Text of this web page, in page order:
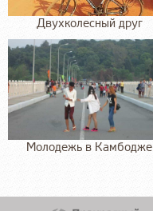
Двухколесный друг
Молодежь в Камбодже